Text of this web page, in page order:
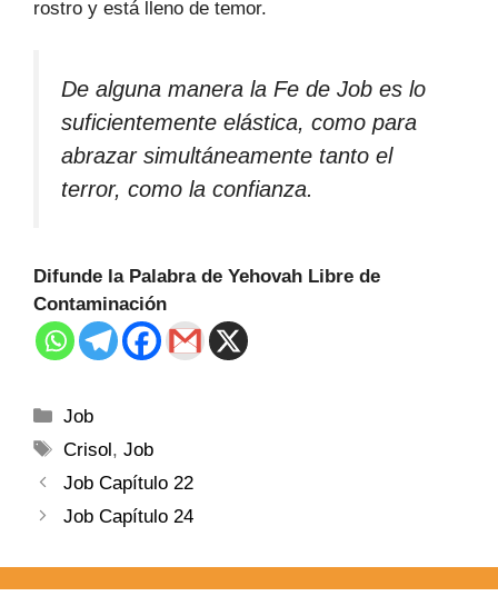
rostro y está lleno de temor.
De alguna manera la Fe de Job es lo
suficientemente elástica, como para
abrazar simultáneamente tanto el
terror, como la confianza.
Difunde la Palabra de Yehovah Libre de
Contaminación
Job
Crisol,Job
Job Capítulo 22
Job Capítulo 24